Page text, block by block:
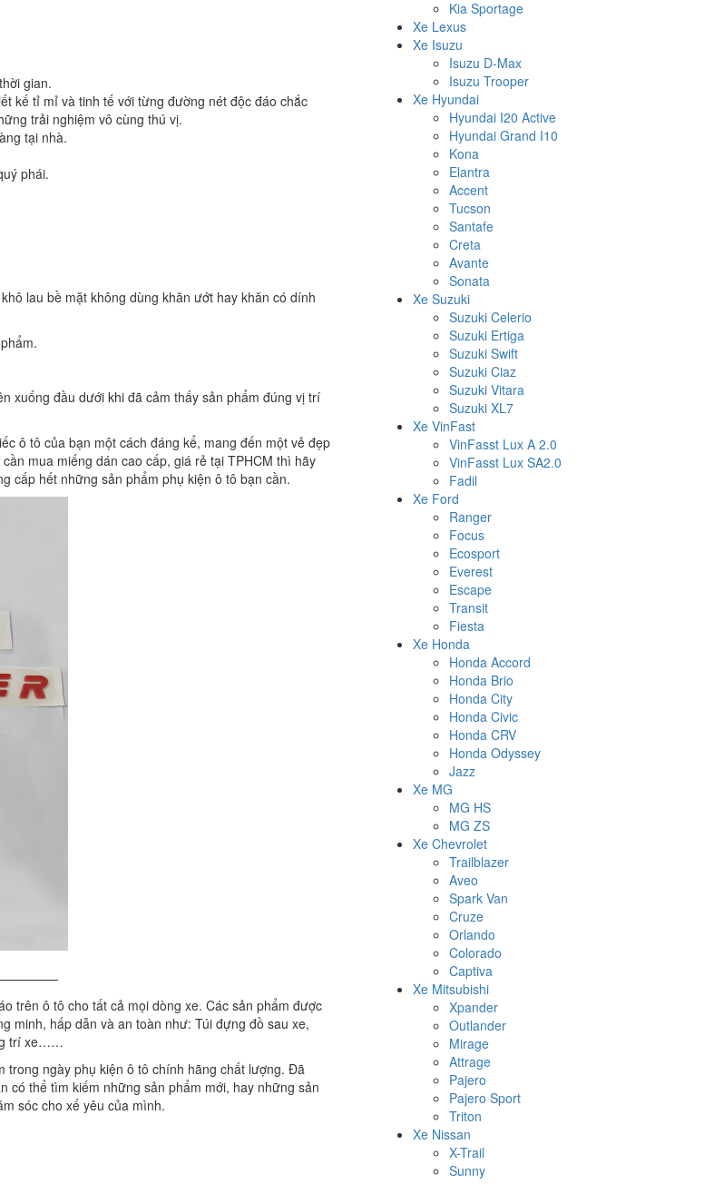
gian.
kế tỉ mỉ và tinh tế với từng đường nét độc đáo chắc
trải nghiệm vô cùng thú vị.
tại nhà.
phái.
lau bề mặt không dùng khăn ướt hay khăn có dính
xuống đầu dưới khi đã cảm thấy sản phẩm đúng vị trí
ô tô của bạn một cách đáng kể, mang đến một vẻ đẹp
mua miếng dán cao cấp, giá rẻ tại TPHCM thì hãy
cấp hết những sản phẩm phụ kiện ô tô bạn cần.
trên ô tô cho tất cả mọi dòng xe. Các sản phẩm được
minh, hấp dẫn và an toàn như: Túi đựng đồ sau xe,
trí xe……
ngày phụ kiện ô tô chính hãng chất lượng. Đã
có thể tìm kiếm những sản phẩm mới, hay những sản
sóc cho xế yêu của mình.
Kia Sportage
Xe Lexus
Xe Isuzu
Isuzu D-Max
Isuzu Trooper
Xe Hyundai
Hyundai I20 Active
Hyundai Grand I10
Kona
Elantra
Accent
Tucson
Santafe
Creta
Avante
Sonata
Xe Suzuki
Suzuki Celerio
Suzuki Ertiga
Suzuki Swift
Suzuki Ciaz
Suzuki Vitara
Suzuki XL7
Xe VinFast
VinFasst Lux A 2.0
VinFasst Lux SA2.0
Fadil
Xe Ford
Ranger
Focus
Ecosport
Everest
Escape
Transit
Fiesta
Xe Honda
Honda Accord
Honda Brio
Honda City
Honda Civic
Honda CRV
Honda Odyssey
Jazz
Xe MG
MG HS
MG ZS
Xe Chevrolet
Trailblazer
Aveo
Spark Van
Cruze
Orlando
Colorado
Captiva
Xe Mitsubishi
Xpander
Outlander
Mirage
Attrage
Pajero
Pajero Sport
Triton
Xe Nissan
X-Trail
Sunny